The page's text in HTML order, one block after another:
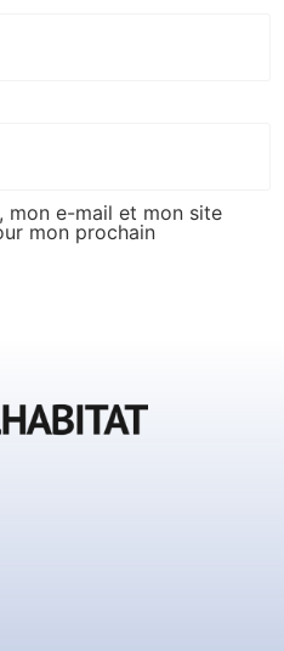
mon e-mail et mon site
mon prochain